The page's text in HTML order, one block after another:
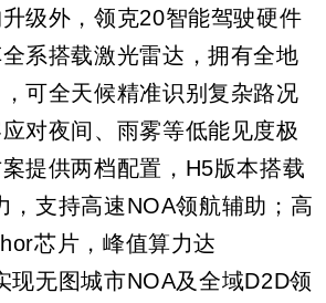
外，领克20智能驾驶硬件
系搭载激光雷达，拥有全地
可全天候精准识别复杂路况
对夜间、雨雾等低能见度极
提供两档配置，H5版本搭载
，支持高速NOA领航辅助；高
芯片，峰值算力达
现无图城市NOA及全域D2D领